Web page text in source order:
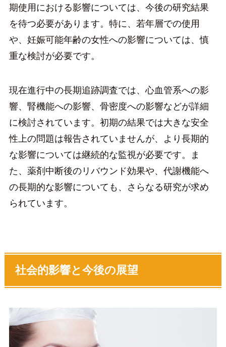
期使用における影響については、今後の研究結果
を待つ必要があります。特に、若年層での使用
や、妊娠可能年齢の女性への影響については、慎
重な検討が必要です。
現在進行中の長期追跡調査では、心血管系への影
響、腎機能への影響、骨密度への影響などが詳細
に検討されています。初期の結果では大きな安全
性上の問題は報告されていませんが、より長期的
な影響については継続的な監視が必要です。ま
た、薬剤中断後のリバウンド効果や、代謝機能へ
の長期的な影響についても、さらなる研究が求め
られています。
社会的影響と今後の展望